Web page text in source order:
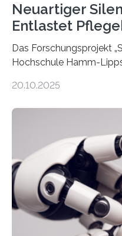
Neuartiger
Entlastet
Das Forschungsprojekt
Hochschule Hamm-
auf Personen ab, die
Entwicklung der
HSHL verantwortet die
sowie die KI-gestützte
die Entwicklung eines
Assistenzsystems, das
kontinuierlich erfasst,
und in Notfällen
20.10.2025